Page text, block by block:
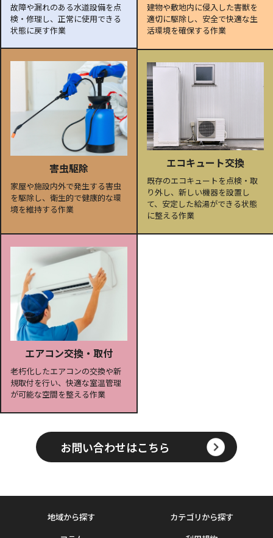
故障や漏れのある水道設備を点
検・修理し、正常に使用できる
状態に戻す作業
建物や敷地内に侵入した害獣を
適切に駆除し、安全で快適な生
活環境を確保する作業
害虫駆除
家屋や施設内外で発生する害虫
を駆除し、衛生的で健康的な環
境を維持する作業
エコキュート交換
既存のエコキュートを点検・取
り外し、新しい機器を設置し
て、安定した給湯ができる状態
に整える作業
エアコン交換・取付
老朽化したエアコンの交換や新
規取付を行い、快適な室温管理
が可能な空間を整える作業
お問い合わせはこちら
地域から探す
カテゴリから探す